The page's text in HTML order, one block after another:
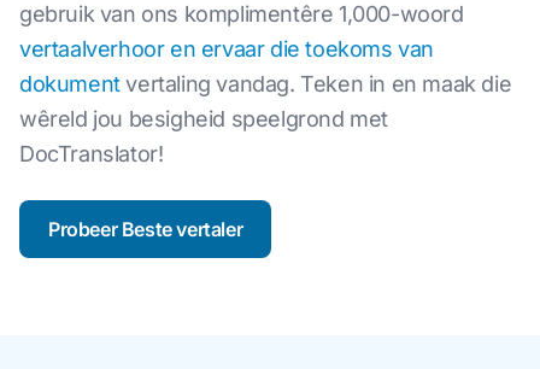
gebruik van ons komplimentêre 1,000-woord
vertaalverhoor en ervaar die toekoms van
dokumentvertaling vandag. Teken in en maak die
wêreld jou besigheid speelgrond met
DocTranslator!
Probeer Beste vertaler